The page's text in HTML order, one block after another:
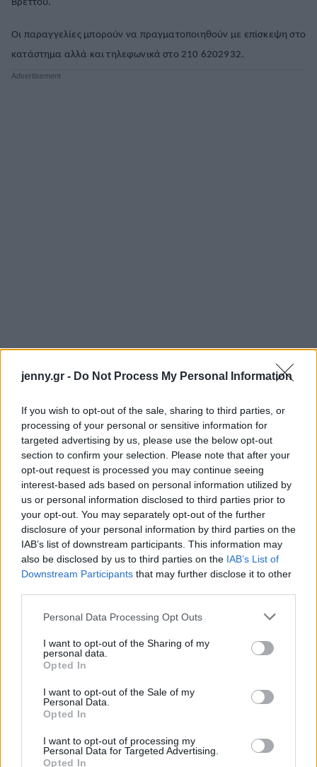
jenny.gr - Do Not Process My Personal Information
If you wish to opt-out of the sale, sharing to third parties, or
processing of your personal or sensitive information for
targeted advertising by us, please use the below opt-out
section to confirm your selection. Please note that after your
opt-out request is processed you may continue seeing
interest-based ads based on personal information utilized by
us or personal information disclosed to third parties prior to
your opt-out. You may separately opt-out of the further
disclosure of your personal information by third parties on the
IAB’s list of downstream participants. This information may
also be disclosed by us to third parties on the IAB’s List of
Downstream Participants that may further disclose it to other
Please note that this website/app uses one or more Google
not limited to your visit or usage behaviour. You may click to
grant or deny consent to Google and its third-party tags to
use your data for below specified purposes in below Google
consent section.
Personal Data Processing Opt Outs
I want to opt-out of the Sharing of my
personal data.
Opted In
I want to opt-out of the Sale of my
Personal Data.
Opted In
I want to opt-out of processing my
Personal Data for Targeted Advertising.
Opted In
Βρεττού.
Οι παραγγελίες μπορούν να πραγματοποιηθούν με επίσκεψη στο
κατάστημα αλλά και τηλεφωνικά στο 210 6202932.
ΔΙΑΒΑΖΟΝΤΑΙ ΤΩΡΑ
συνήθως κολλημένα στη μαμά τους
Τα 6 σημεία του σπιτιού που δεν χρειάζεται να
καθαρίζεις κάθε εβδομάδα
3-3-3 rule: Ο κανόνας που θα αλλάξει τον τρόπο